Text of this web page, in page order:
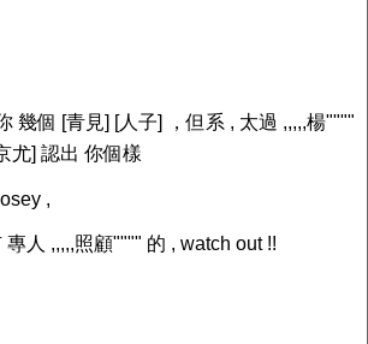
幾個 [青見] [人子] ，但系 , 太過 ,,,,,楊""""
尤] 認出 你個樣
,
人 ,,,,,照顧"""" 的 , watch out !!